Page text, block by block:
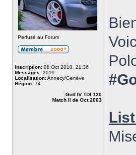
Perfusé au Forum
Inscription: 08 Oct 2010, 21:36
Messages: 2019
Localisation:Annecy/Genève
Région: 74
Golf IV TDI 130
Match II de Oct 2003